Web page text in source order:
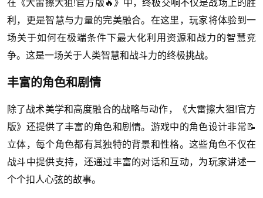
利，更是智慧与力量的完美融合。在这里，玩家将体验到一
场关于如何在极端条件下最大化利用资源和战力的智慧竞
争。这是一场关于人类智慧和战斗力的终极挑战。
丰富的角色和剧情
除了战术美学和高度融合的战略与动作，《大雷擦大狙!官方
版》还提供了丰富的角色和剧情。游戏中的角色设计非常📝
立体，每个角色都有其独特的背景和性格。这些角色不仅在
战斗中提供支持，还通过丰富的对话和互动，为玩家讲述一
个个扣人心弦的故事。